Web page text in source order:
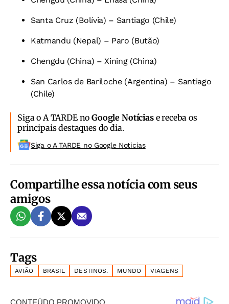
Santa Cruz (Bolívia) – Santiago (Chile)
Katmandu (Nepal) – Paro (Butão)
Chengdu (China) – Xining (China)
San Carlos de Bariloche (Argentina) – Santiago
(Chile)
Siga o A TARDE noGoogle Notíciase receba os
principais destaques do dia.
Siga o A TARDE no Google Noticias
Compartilhe essa notícia com seus
amigos
Tags
AVIÃO BRASIL DESTINOS. MUNDO VIAGENS